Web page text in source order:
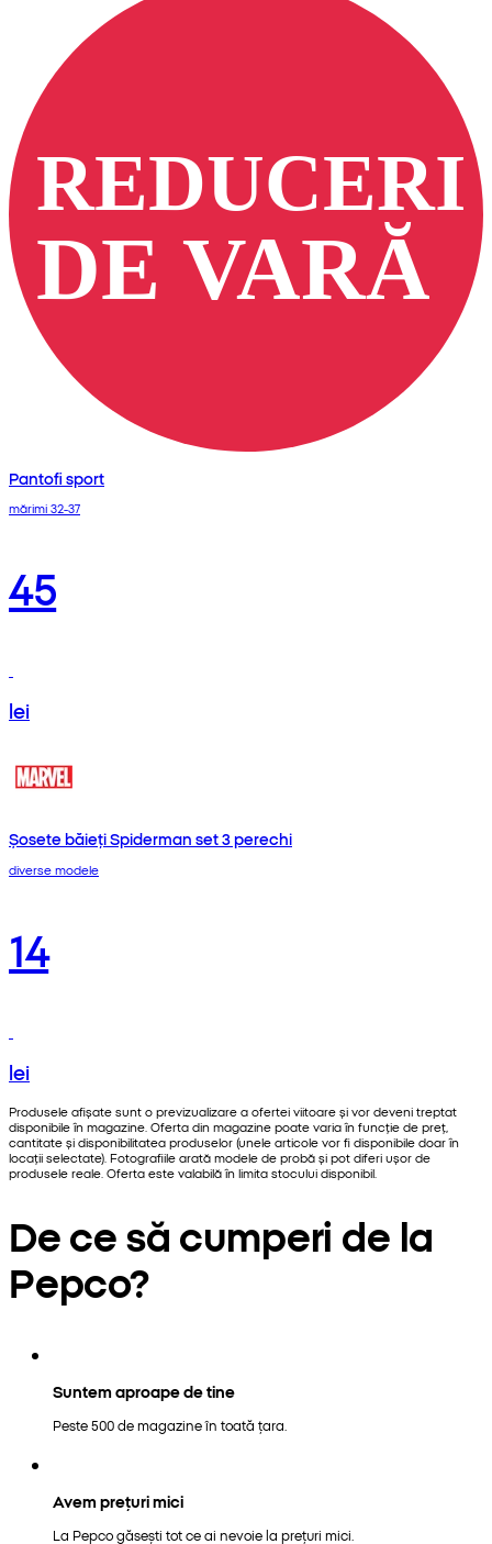
Pantofi sport
mărimi 32-37
45
lei
Șosete băieți Spiderman set 3 perechi
diverse modele
14
lei
Produsele afișate sunt o previzualizare a ofertei viitoare și vor deveni treptat
disponibile în magazine. Oferta din magazine poate varia în funcție de preț,
cantitate și disponibilitatea produselor (unele articole vor fi disponibile doar în
locații selectate). Fotografiile arată modele de probă și pot diferi ușor de
produsele reale. Oferta este valabilă în limita stocului disponibil.
De ce să cumperi de la
Pepco?
Suntem aproape de tine
Peste 500 de magazine în toată țara.
Avem prețuri mici
La Pepco găsești tot ce ai nevoie la prețuri mici.